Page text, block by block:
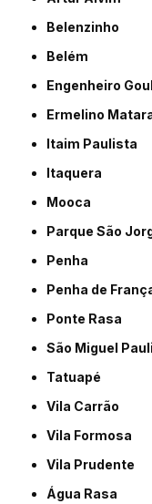
Belenzinho
Belém
Engenheiro
Ermelino
Itaim Paulista
Itaquera
Mooca
Parque São
Penha
Penha de
Ponte Rasa
São Miguel
Tatuapé
Vila Carrão
Vila Formosa
Vila Prudente
Água Rasa